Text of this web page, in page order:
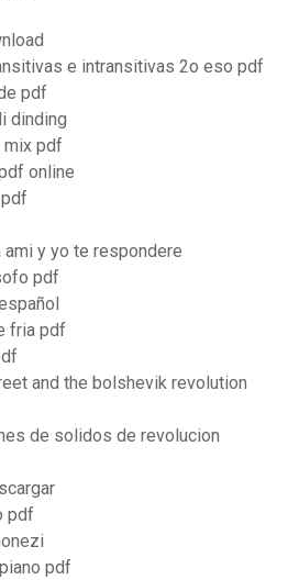
e intransitivas 2o eso pdf
pdf
dinding
mix pdf
online
y yo te respondere
pdf
fria pdf
and the bolshevik revolution
de solidos de revolucion
pdf
pdf